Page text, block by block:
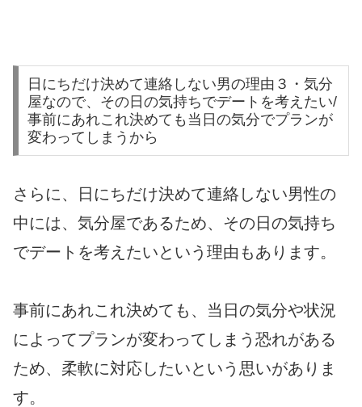
日にちだけ決めて連絡しない男の理由３・気分
屋なので、その日の気持ちでデートを考えたい/
事前にあれこれ決めても当日の気分でプランが
変わってしまうから
さらに、日にちだけ決めて連絡しない男性の
中には、気分屋であるため、その日の気持ち
でデートを考えたいという理由もあります。
事前にあれこれ決めても、当日の気分や状況
によってプランが変わってしまう恐れがある
ため、柔軟に対応したいという思いがありま
す。